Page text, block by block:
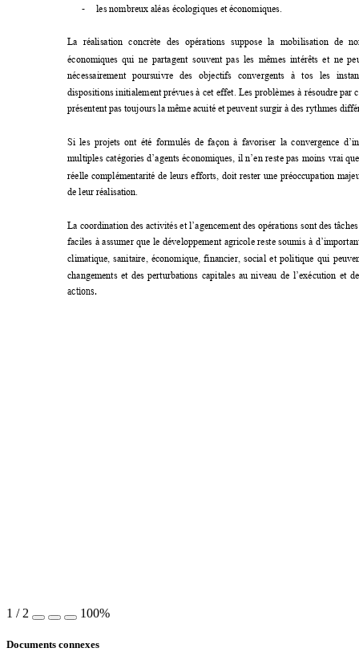
-
les nombreux aléas écologiques et économiques.
La réalisation concrète des opérations suppose la mobilisation de
économiques qui ne partagent souvent pas les mêmes intérêts et ne
nécessairement
poursuivre des objectifs convergents à tos les inst
dispositions initialement prévues à cet effet. Les problèmes à résoudre par
présentent pas toujours la même acuité et peuvent surgir à des rythmes
Si les projets ont été formulés de façon à favoriser la convergence
multiples catégories d’agents économiques, il n’en reste pas moins vrai que
réelle complémentarité de leurs efforts, doit rester une préoccupation
de leur réalisation.
La coordination des activités et l’agencement des opérations sont des
faciles à assumer que le développement agricole reste soumis à
climatique, sanitaire, économique, financier, social et politique qui
changements et des perturbations capitales au niveau de l’exécution et d
actions.
1 / 2 100%
Documents connexes